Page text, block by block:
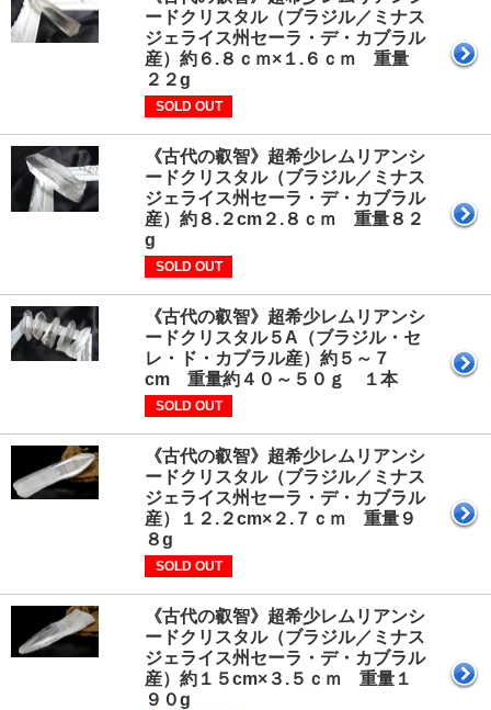
ードクリスタル（ブラジル／ミナス
ジェライス州セーラ・デ・カブラル
産）約６.８ｃｍ×１.６ｃｍ 重量
２２g
SOLD OUT
《古代の叡智》超希少レムリアンシ
ードクリスタル（ブラジル／ミナス
ジェライス州セーラ・デ・カブラル
産）約８.２cm２.８ｃｍ 重量８２
g
SOLD OUT
《古代の叡智》超希少レムリアンシ
ードクリスタル５A（ブラジル・セ
レ・ド・カブラル産）約５～７
cm 重量約４０～５０ｇ １本
SOLD OUT
《古代の叡智》超希少レムリアンシ
ードクリスタル（ブラジル／ミナス
ジェライス州セーラ・デ・カブラル
産）１２.２cm×２.７ｃｍ 重量９
８g
SOLD OUT
《古代の叡智》超希少レムリアンシ
ードクリスタル（ブラジル／ミナス
ジェライス州セーラ・デ・カブラル
産）約１５cm×３.５ｃｍ 重量１
９０g